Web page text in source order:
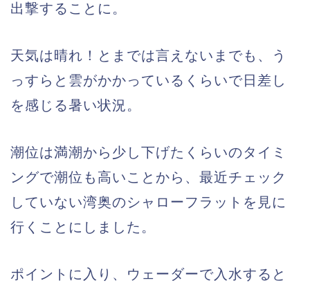
出撃することに。
天気は晴れ！とまでは言えないまでも、う
っすらと雲がかかっているくらいで日差し
を感じる暑い状況。
潮位は満潮から少し下げたくらいのタイミ
ングで潮位も高いことから、最近チェック
していない湾奥のシャローフラットを見に
行くことにしました。
ポイントに入り、ウェーダーで入水すると